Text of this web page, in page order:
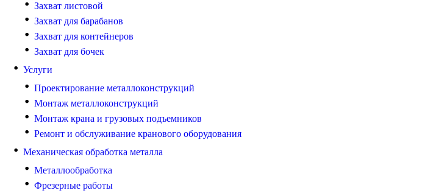
Захват листовой
Захват для барабанов
Захват для контейнеров
Захват для бочек
Услуги
Проектирование металлоконструкций
Монтаж металлоконструкций
Монтаж крана и грузовых подъемников
Ремонт и обслуживание кранового оборудования
Механическая обработка металла
Металлообработка
Фрезерные работы